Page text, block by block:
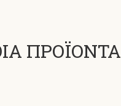
ΠΡΟΪΟΝΤΑ